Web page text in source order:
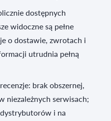
dostępnych
widoczne są pełne
o dostawie, zwrotach i
utrudnia pełną
brak obszernej,
niezależnych serwisach;
i na